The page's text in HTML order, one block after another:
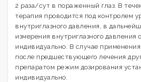
2 раза/сут в пораженный глаз. В
терапия проводится под контролем
внутриглазного давления, в
измерения внутриглазного давления
индивидуально. В случае
после предшествующего лечения
препаратом режим дозирования
индивидуально.